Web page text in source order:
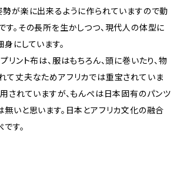
勢が楽に出来るように作られていますので動
す。その長所を生かしつつ、現代人の体型に
にしています。
リント布は、服はもちろん、頭に巻いたり、物
て丈夫なためアフリカでは重宝されていま
用されていますが、もんぺは日本固有のパンツ
無いと思います。日本とアフリカ文化の融合
す。